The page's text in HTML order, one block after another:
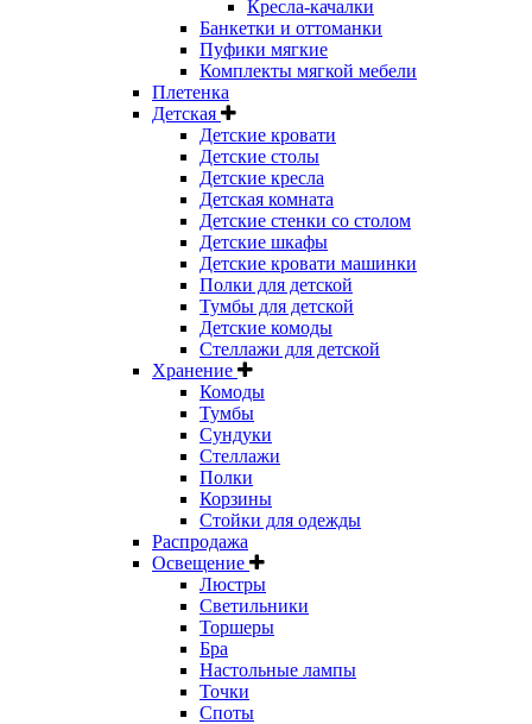
Кресла-качалки
Банкетки и оттоманки
Пуфики мягкие
Комплекты мягкой мебели
Плетенка
Детская
Детские кровати
Детские столы
Детские кресла
Детская комната
Детские стенки со столом
Детские шкафы
Детские кровати машинки
Полки для детской
Тумбы для детской
Детские комоды
Стеллажи для детской
Хранение
Комоды
Тумбы
Сундуки
Стеллажи
Полки
Корзины
Стойки для одежды
Распродажа
Освещение
Люстры
Светильники
Торшеры
Бра
Настольные лампы
Точки
Споты